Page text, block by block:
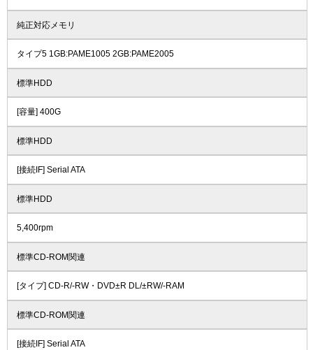
純正対応メモリ
タイプ5 1GB:PAME1005 2GB:PAME2005
標準HDD
[容量] 400G
標準HDD
[接続IF] Serial ATA
標準HDD
5,400rpm
標準CD-ROM関連
[タイプ] CD-R/-RW・DVD±R DL/±RW/-RAM
標準CD-ROM関連
[接続IF] Serial ATA